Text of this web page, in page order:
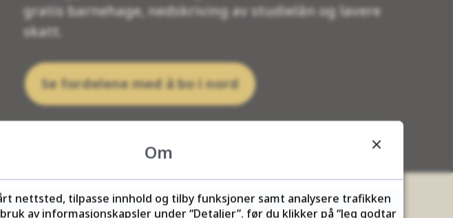
gratis barnehage, nedskriving av studielån og lavere
skatt.
Se fordelene med å bo i nord
Om
nettsted, tilpasse innhold og tilby funksjoner samt analysere trafikken
av informasjonskapsler under “Detaljer”. før du klikker på “Jeg godtar